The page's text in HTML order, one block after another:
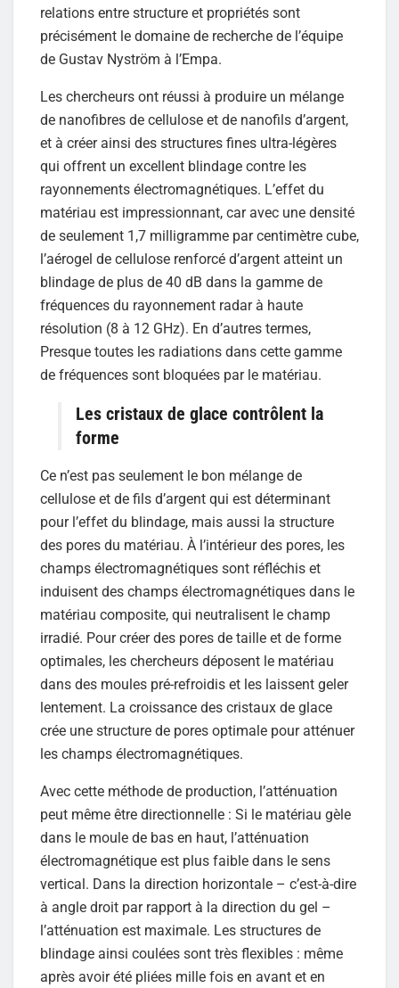
relations entre structure et propriétés sont
précisément le domaine de recherche de l’équipe
de Gustav Nyström à l’Empa.
Les chercheurs ont réussi à produire un mélange
de nanofibres de cellulose et de nanofils d’argent,
et à créer ainsi des structures fines ultra-légères
qui offrent un excellent blindage contre les
rayonnements électromagnétiques. L’effet du
matériau est impressionnant, car avec une densité
de seulement 1,7 milligramme par centimètre cube,
l’aérogel de cellulose renforcé d’argent atteint un
blindage de plus de 40 dB dans la gamme de
fréquences du rayonnement radar à haute
résolution (8 à 12 GHz). En d’autres termes,
Presque toutes les radiations dans cette gamme
de fréquences sont bloquées par le matériau.
Les cristaux de glace contrôlent la
forme
Ce n’est pas seulement le bon mélange de
cellulose et de fils d’argent qui est déterminant
pour l’effet du blindage, mais aussi la structure
des pores du matériau. À l’intérieur des pores, les
champs électromagnétiques sont réfléchis et
induisent des champs électromagnétiques dans le
matériau composite, qui neutralisent le champ
irradié. Pour créer des pores de taille et de forme
optimales, les chercheurs déposent le matériau
dans des moules pré-refroidis et les laissent geler
lentement. La croissance des cristaux de glace
crée une structure de pores optimale pour atténuer
les champs électromagnétiques.
Avec cette méthode de production, l’atténuation
peut même être directionnelle : Si le matériau gèle
dans le moule de bas en haut, l’atténuation
électromagnétique est plus faible dans le sens
vertical. Dans la direction horizontale – c’est-à-dire
à angle droit par rapport à la direction du gel –
l’atténuation est maximale. Les structures de
blindage ainsi coulées sont très flexibles : même
après avoir été pliées mille fois en avant et en